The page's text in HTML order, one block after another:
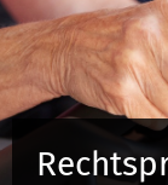
Infographics
Producten